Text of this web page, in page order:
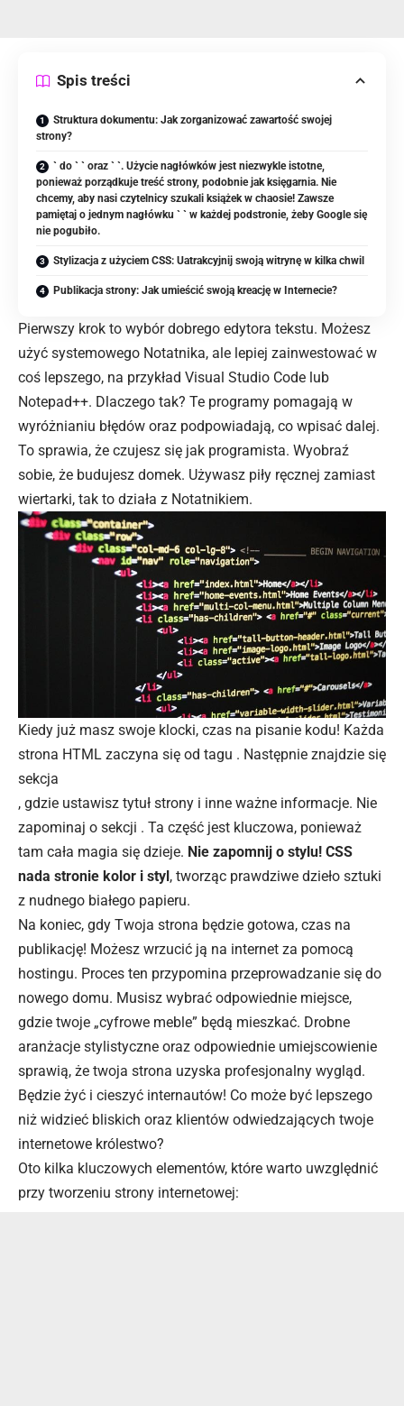
Spis treści
Struktura dokumentu: Jak zorganizować zawartość swojej
strony?
` do ` ` oraz ` `. Użycie nagłówków jest niezwykle istotne,
ponieważ porządkuje treść strony, podobnie jak księgarnia. Nie
chcemy, aby nasi czytelnicy szukali książek w chaosie! Zawsze
pamiętaj o jednym nagłówku ` ` w każdej podstronie, żeby Google się
nie pogubiło.
Stylizacja z użyciem CSS: Uatrakcyjnij swoją witrynę w kilka chwil
Publikacja strony: Jak umieścić swoją kreację w Internecie?
Pierwszy krok to wybór dobrego edytora tekstu. Możesz
użyć systemowego Notatnika, ale lepiej zainwestować w
coś lepszego, na przykład Visual Studio Code lub
Notepad++. Dlaczego tak? Te programy pomagają w
wyróżnianiu błędów oraz podpowiadają, co wpisać dalej.
To sprawia, że czujesz się jak programista. Wyobraź
sobie, że budujesz domek. Używasz piły ręcznej zamiast
wiertarki, tak to działa z Notatnikiem.
Kiedy już masz swoje klocki, czas na pisanie kodu! Każda
strona HTML zaczyna się od tagu . Następnie znajdzie się
sekcja
, gdzie ustawisz tytuł strony i inne ważne informacje. Nie
zapominaj o sekcji . Ta część jest kluczowa, ponieważ
tam cała magia się dzieje. Nie zapomnij o stylu! CSS
nada stronie kolor i styl, tworząc prawdziwe dzieło sztuki
z nudnego białego papieru.
Na koniec, gdy Twoja strona będzie gotowa, czas na
publikację! Możesz wrzucić ją na internet za pomocą
hostingu. Proces ten przypomina przeprowadzanie się do
nowego domu. Musisz wybrać odpowiednie miejsce,
gdzie twoje „cyfrowe meble” będą mieszkać. Drobne
aranżacje stylistyczne oraz odpowiednie umiejscowienie
sprawią, że twoja strona uzyska profesjonalny wygląd.
Będzie żyć i cieszyć internautów! Co może być lepszego
niż widzieć bliskich oraz klientów odwiedzających twoje
internetowe królestwo?
Oto kilka kluczowych elementów, które warto uwzględnić
przy tworzeniu strony internetowej: